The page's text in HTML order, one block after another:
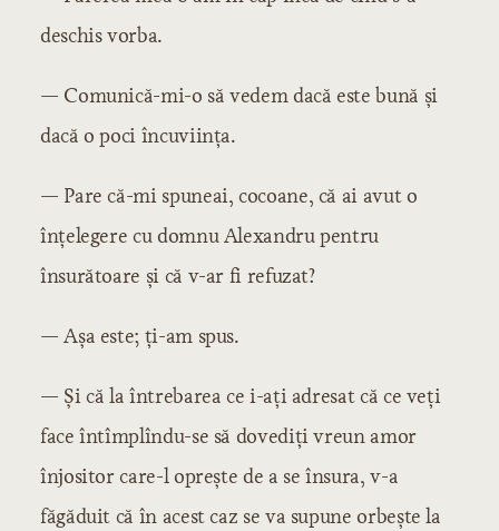
deschis vorba.
— Comunică-mi-o să vedem dacă este bună și
dacă o poci încuviința.
— Pare că-mi spuneai, cocoane, că ai avut o
înțelegere cu domnu Alexandru pentru
însurătoare și că v-ar fi refuzat?
— Așa este; ți-am spus.
— Și că la întrebarea ce i-ați adresat că ce veți
face întîmplîndu-se să dovediți vreun amor
înjositor care-l oprește de a se însura, v-a
făgăduit că în acest caz se va supune orbește la